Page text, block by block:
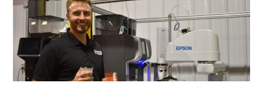
Octane
Coffee
SE
ASOCIA
CON